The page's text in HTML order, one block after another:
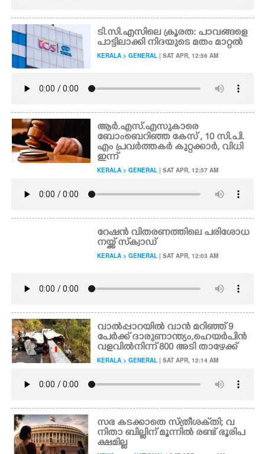
ടി.സി.എസിലെ ക്രൂരത: പാവങ്ങളെ
പാട്ടിലാക്കി നിദയുടെ മതം മാറ്റൽ
KERALA > GENERAL | SAT APR, 12:56 AM
ആർ.എസ്.എസുകാരെ
ബോംബെറിഞ്ഞ കേസ് , 10 സി.പി.
എം പ്രവർത്തക‍ർ കുറ്റക്കാർ, വിധി
ഇന്ന്
KERALA > GENERAL | SAT APR, 12:57 AM
റേഷൻ വിതരണത്തിലെ പരിശോധ
നയ്ക്ക് സ്‌ക്വാഡ്
KERALA > GENERAL | SAT APR, 12:03 AM
വാൽപ്പാറയിൽ വാൻ മറിഞ്ഞ് 9
പേർക്ക് ദാരുണാന്ത്യം,​ ഹെയർപിൻ
വളവിൽനിന്ന് 800 അടി താഴേക്ക്
KERALA > GENERAL | SAT APR, 12:14 AM
സഭ കടക്കാതെ സ്ത്രീശക്‌തി; വ
നിതാ ബില്ലിന് മൂന്നിൽ രണ്ട് ഭൂരിപ
ക്ഷമില്ല